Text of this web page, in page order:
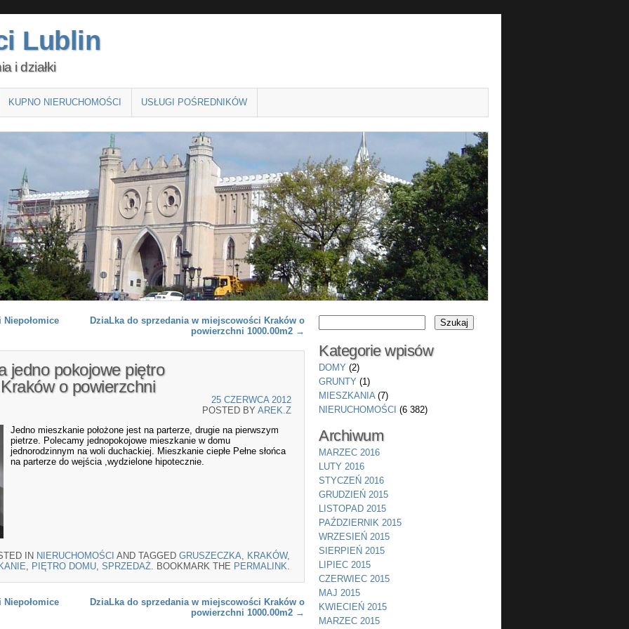
Lublin
i działki
KUPNO NIERUCHOMOŚCI USŁUGI POŚREDNIKÓW
DziaLka do sprzedania w miejscowości Kraków o
powierzchni 1000.00m2 →
jedno pokojowe piętro
o powierzchni
25 CZERWCA 2012
POSTED BY AREK.Z
Jedno mieszkanie położone jest na parterze, drugie na pierwszym
pietrze. Polecamy jednopokojowe mieszkanie w domu
jednorodzinnym na woli duchackiej. Mieszkanie ciepłe Pełne słońca
na parterze do wejścia ,wydzielone hipotecznie.
IN NIERUCHOMOŚCI AND TAGGED GRUSZECZKA KRAKÓW,
PIĘTRO DOMU SPRZEDAŻ . BOOKMARK THE PERMALINK
DziaLka do sprzedania w miejscowości Kraków o
powierzchni 1000.00m2 →
Kategorie wpisów
DOMY (2)
GRUNTY (1)
MIESZKANIA(7)
NIERUCHOMOŚCI (6 382)
Archiwum
MARZEC 2016
LUTY 2016
STYCZEŃ 2016
GRUDZIEŃ 2015
LISTOPAD 2015
PAŹDZIERNIK 2015
WRZESIEŃ 2015
SIERPIEŃ 2015
LIPIEC 2015
CZERWIEC 2015
MAJ 2015
KWIECIEŃ 2015
MARZEC 2015